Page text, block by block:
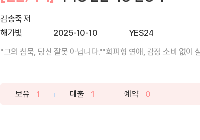
김송죽 저
해가빛
2025-10-10
YES24
"그의 침묵, 당신 잘못 아닙니다.""회피형 연애, 감정 소비 없이
보유 1 대출 1 예약 0